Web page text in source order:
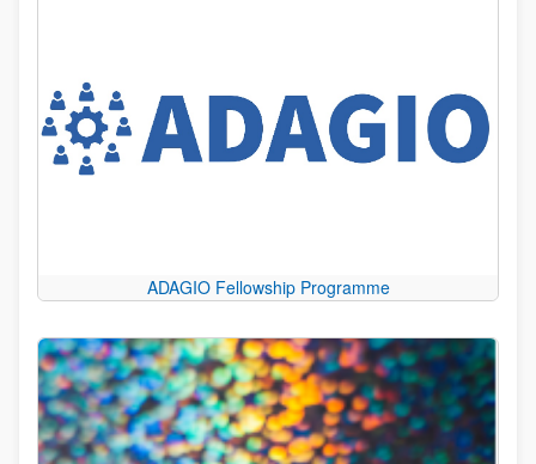
ADAGIO Fellowship Programme